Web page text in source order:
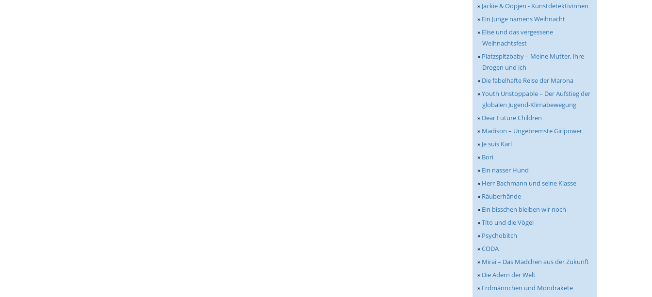
» Jackie & Oopjen - Kunstdetektivinnen
» Ein Junge namens Weihnacht
» Elise und das vergessene
Weihnachtsfest
» Platzspitzbaby – Meine Mutter, ihre
Drogen und ich
» Die fabelhafte Reise der Marona
»Youth Unstoppable – Der Aufstieg der
globalen Jugend-Klimabewegung
» Dear Future Children
» Madison – Ungebremste Girlpower
» Je suis Karl
» Bori
» Ein nasser Hund
» Herr Bachmann und seine Klasse
» Räuberhände
» Ein bisschen bleiben wir noch
»Tito und die Vögel
» Psychobitch
»CODA
» Mirai – Das Mädchen aus der Zukunft
» Die Adern der Welt
» Erdmännchen und Mondrakete